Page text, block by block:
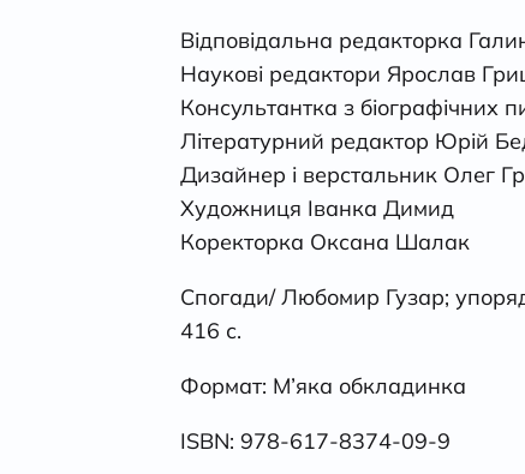
Відповідальна редакторка
Наукові редактори Ярослав
Консультантка з біографічних
Літературний редактор Юрій
Дизайнер і верстальник Олег
Художниця Іванка Димид
Коректорка Оксана Шалак
Спогади/ Любомир Гузар;
416 с.
Формат: М’яка обкладинка
ISBN: 978-617-8374-09-9